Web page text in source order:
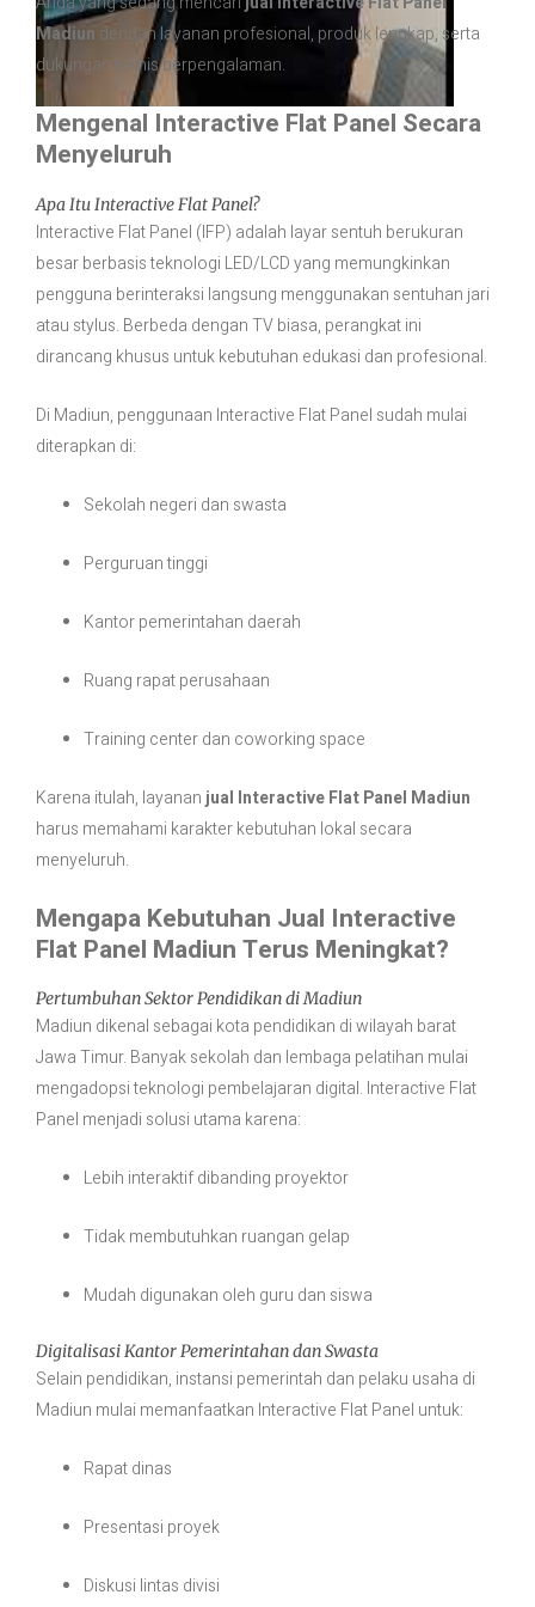
Madiun dengan layanan profesional, produk lengkap, serta
dukungan teknis berpengalaman.
Mengenal Interactive Flat Panel Secara
Menyeluruh
Apa Itu Interactive Flat Panel?
Interactive Flat Panel (IFP) adalah layar sentuh berukuran
besar berbasis teknologi LED/LCD yang memungkinkan
pengguna berinteraksi langsung menggunakan sentuhan jari
atau stylus. Berbeda dengan TV biasa, perangkat ini
dirancang khusus untuk kebutuhan edukasi dan profesional.
Di Madiun, penggunaan Interactive Flat Panel sudah mulai
diterapkan di:
Sekolah negeri dan swasta
Perguruan tinggi
Kantor pemerintahan daerah
Ruang rapat perusahaan
Training center dan coworking space
Karena itulah, layanan jual Interactive Flat Panel Madiun
harus memahami karakter kebutuhan lokal secara
menyeluruh.
Mengapa Kebutuhan Jual Interactive
Flat Panel Madiun Terus Meningkat?
Pertumbuhan Sektor Pendidikan di Madiun
Madiun dikenal sebagai kota pendidikan di wilayah barat
Jawa Timur. Banyak sekolah dan lembaga pelatihan mulai
mengadopsi teknologi pembelajaran digital. Interactive Flat
Panel menjadi solusi utama karena:
Lebih interaktif dibanding proyektor
Tidak membutuhkan ruangan gelap
Mudah digunakan oleh guru dan siswa
Digitalisasi Kantor Pemerintahan dan Swasta
Selain pendidikan, instansi pemerintah dan pelaku usaha di
Madiun mulai memanfaatkan Interactive Flat Panel untuk:
Rapat dinas
Presentasi proyek
Diskusi lintas divisi